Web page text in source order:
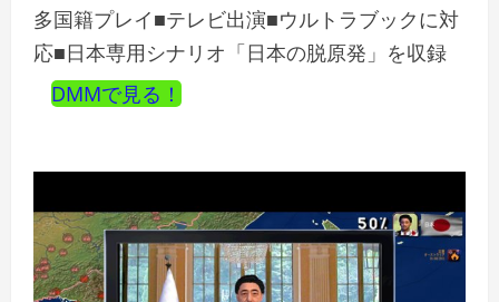
多国籍プレイ■テレビ出演■ウルトラブックに対
応■日本専用シナリオ「日本の脱原発」を収録
DMMで見る！